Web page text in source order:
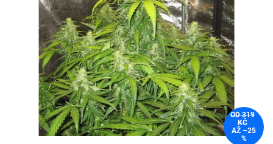
hvězdiček.
OD 319
KČ
AŽ –25
%